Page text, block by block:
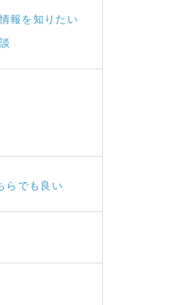
報を知りたい
らでも良い